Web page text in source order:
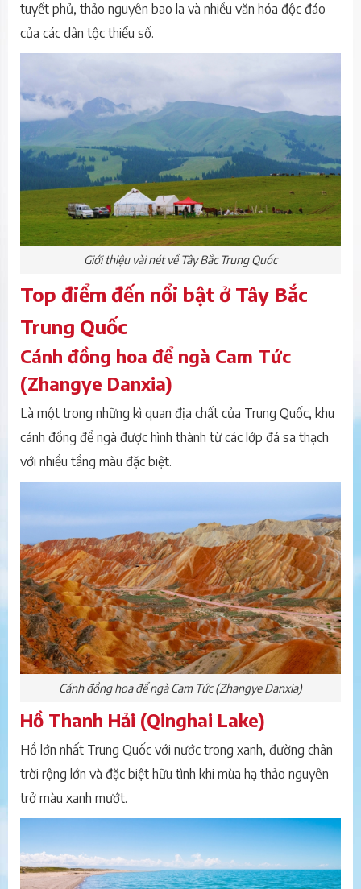
tuyết phủ, thảo nguyên bao la và nhiều văn hóa độc đáo
của các dân tộc thiểu số.
Giới thiệu vài nét về Tây Bắc Trung Quốc
Top điểm đến nổi bật ở Tây Bắc
Trung Quốc
Cánh đồng hoa để ngà Cam Tức
(Zhangye Danxia)
Là một trong những kì quan địa chất của Trung Quốc, khu
cánh đồng để ngà được hình thành từ các lớp đá sa thạch
với nhiều tầng màu đặc biệt.
Cánh đồng hoa để ngà Cam Tức (Zhangye Danxia)
Hồ Thanh Hải (Qinghai Lake)
Hồ lớn nhất Trung Quốc với nước trong xanh, đường chân
trời rộng lớn và đặc biệt hữu tình khi mùa hạ thảo nguyên
trở màu xanh mướt.